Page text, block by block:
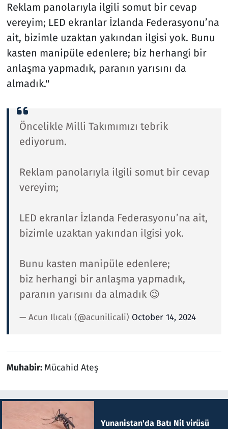
Reklam panolarıyla ilgili somut bir cevap
vereyim; LED ekranlar İzlanda Federasyonu’na
ait, bizimle uzaktan yakından ilgisi yok. Bunu
kasten manipüle edenlere; biz herhangi bir
anlaşma yapmadık, paranın yarısını da
almadık.''
Öncelikle Milli Takımımızı tebrik
ediyorum.
Reklam panolarıyla ilgili somut bir cevap
vereyim;
LED ekranlar İzlanda Federasyonu’na ait,
bizimle uzaktan yakından ilgisi yok.
Bunu kasten manipüle edenlere;
biz herhangi bir anlaşma yapmadık,
paranın yarısını da almadık 😉
— Acun Ilıcalı (@acunilicali) October 14, 2024
Muhabir: Mücahid Ateş
Yunanistan'da Batı Nil virüsü